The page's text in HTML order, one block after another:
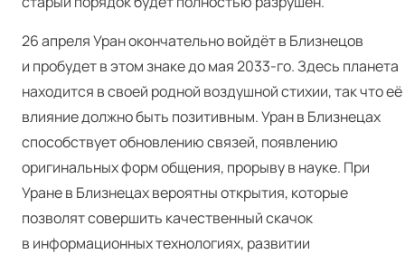
26 апреля Уран окончательно войдёт в Близнецов
и пробудет в этом знаке до мая 2033-го. Здесь планета
находится в своей родной воздушной стихии, так что её
влияние должно быть позитивным. Уран в Близнецах
способствует обновлению связей, появлению
оригинальных форм общения, прорыву в науке. При
Уране в Близнецах вероятны открытия, которые
позволят совершить качественный скачок
в информационных технологиях, развитии